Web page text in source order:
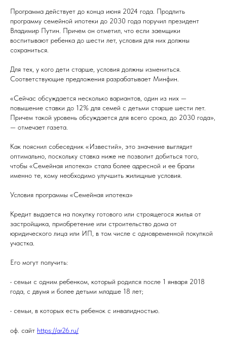
Программа действует до конца июня 2024 года. Продлить
программу семейной ипотеки до 2030 года поручил президент
Владимир Путин. Причем он отметил, что если заемщики
воспитывают ребенка до шести лет, условия для них должны
сохраниться.
Для тех, у кого дети старше, условия должны измениться.
Соответствующие предложения разрабатывает Минфин.
«Сейчас обсуждается несколько вариантов, один из них —
повышение ставки до 12% для семей с детьми старше шести лет.
Причем такой уровень обсуждается для всего срока, до 2030 года»,
— отмечает газета.
Как пояснил собеседник «Известий», это значение выглядит
оптимально, поскольку ставка ниже не позволит добиться того,
чтобы «Семейная ипотека» стала более адресной и ее брали
именно те, кому необходимо улучшить жилищные условия.
Условия программы «Семейная ипотека»
Кредит выдается на покупку готового или строящегося жилья от
застройщика, приобретение или строительство дома от
юридического лица или ИП, в том числе с одновременной покупкой
участка.
Его могут получить:
• семьи с одним ребенком, который родился после 1 января 2018
года, с двумя и более детьми младше 18 лет;
• семьи, в которых есть ребенок с инвалидностью.
оф. сайт https://ar26.ru/